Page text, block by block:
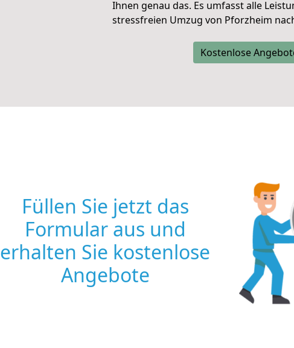
Ihnen genau das. Es umfasst alle
stressfreien Umzug von Pforzheim
Kostenlose
Füllen Sie jetzt das
Formular aus und
erhalten Sie kostenlose
Angebote